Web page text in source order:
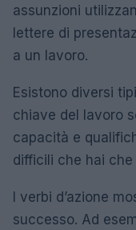
assunzioni
lettere di
a un lavoro.
Esistono diversi
chiave del lavoro
capacità e
difficili che hai
I verbi d’azione
successo. Ad